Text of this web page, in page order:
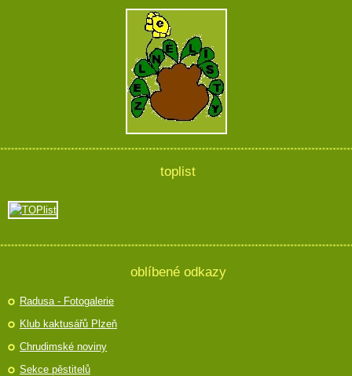
toplist
oblíbené odkazy
Radusa - Fotogalerie
Klub kaktusářů Plzeň
Chrudimské noviny
Sekce pěstitelů